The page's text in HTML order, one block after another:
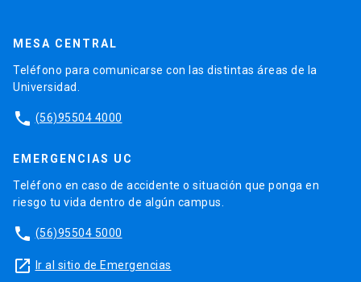
MESA CENTRAL
Teléfono para comunicarse con las distintas áreas de la
Universidad.
phone (56)95504 4000
EMERGENCIAS UC
Teléfono en caso de accidente o situación que ponga en
riesgo tu vida dentro de algún campus.
phone (56)95504 5000
launch Ir al sitio de Emergencias